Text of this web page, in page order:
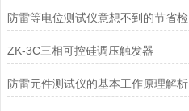
ZK-3C三相可控硅调压触发器
防雷元件测试仪的基本工作原理解析